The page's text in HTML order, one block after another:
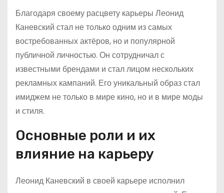
Благодаря своему расцвету карьеры Леонид
Каневский стал не только одним из самых
востребованных актёров, но и популярной
публичной личностью. Он сотрудничал с
известными брендами и стал лицом нескольких
рекламных кампаний. Его уникальный образ стал
имиджем не только в мире кино, но и в мире моды
и стиля.
Основные роли и их
влияние на карьеру
Леонид Каневский в своей карьере исполнил